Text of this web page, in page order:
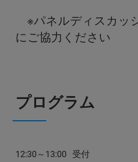
※パネルディスカッ
にご協力ください
プログラム
12:30～13:00 受付